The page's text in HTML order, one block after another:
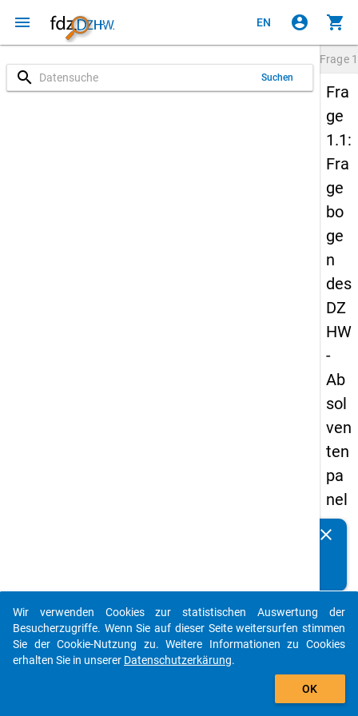
menu EN account_circle shopping_cart
search Suchen
Frage
Fra
ge
1.1:
Fra
ge
bo
ge
n
des
DZ
HW
-
Ab
sol
ven
ten
pa
nel
s
-
zw
eit
clear
auto_stories
add_shopping_cart
Wir verwenden Cookies zur statistischen Auswertung der
Besucherzugriffe. Wenn Sie auf dieser Seite weitersurfen stimmen
Sie der Cookie-Nutzung zu. Weitere Informationen zu Cookies
erhalten Sie in unserer Datenschutzerkärung.
OK